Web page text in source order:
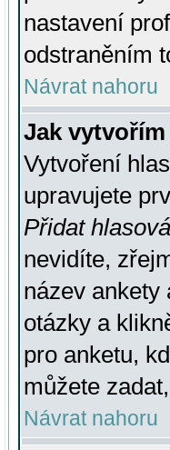
nastavení
odstraněním
Návrat nahoru
Jak
Vytvoření
upravujete
Přidat
nevidíte,
název ankety
otázky a
pro anketu,
můžete
Návrat nahoru